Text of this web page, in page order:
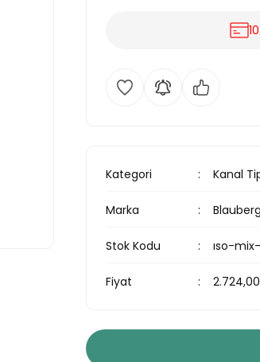
Kategori Kanal
Marka Blauberg
Stok Kodu ıso-
Fiyat 2.724,00